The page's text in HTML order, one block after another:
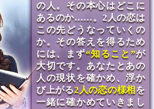
の人。その本心はどこに
あるのか……。2人の恋は
この先どうなっていくの
か。その答えを得るため
には、まず“知ること”が
大切です。あなたとあの
人の現状を確かめ、浮か
び上がる2人の恋の様相を
一緒に確かめていきまし